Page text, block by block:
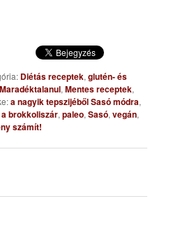
Diétás receptek,glutén- és
Maradéktalanul,Mentes receptek,
a nagyik tepszijéből Sasó módra,
brokkoliszár,paleo,Sasó,vegán,
számít!